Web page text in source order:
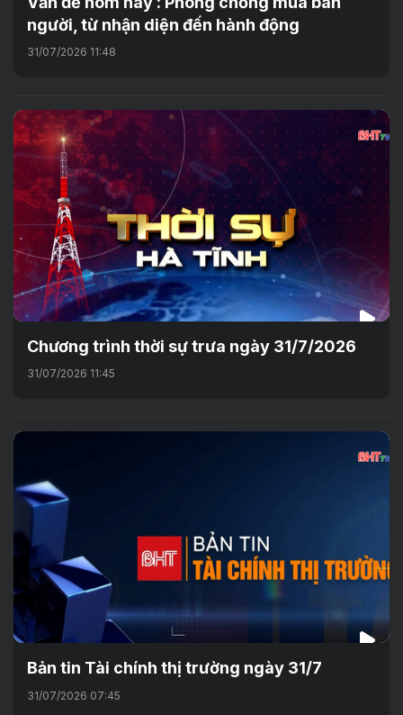
người, từ nhận diện đến hành động
31/07/2026 11:48
Chương trình thời sự trưa ngày 31/7/2026
31/07/2026 11:45
Bản tin Tài chính thị trường ngày 31/7
31/07/2026 07:45